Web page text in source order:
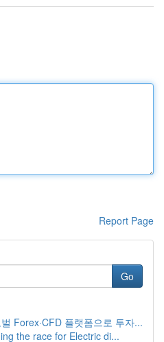
Report Page
Go
Forex·CFD 플랫폼으로 투자...
the race for Electric di...